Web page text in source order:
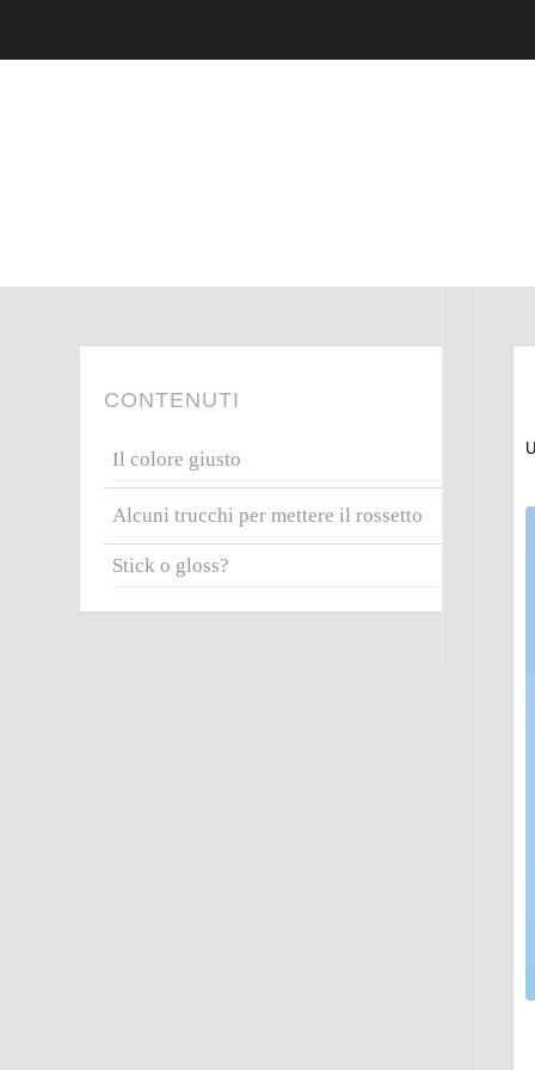
CONTENUTI
Il colore giusto
Alcuni trucchi per mettere il rossetto
Stick o gloss?